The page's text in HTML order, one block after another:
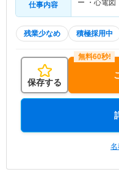
仕事内容
ー ・心電
残業少なめ 積極採用中
保存する